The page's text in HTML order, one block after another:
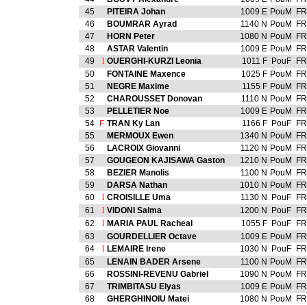
45
PITEIRA Johan 1009 E PouM
46
BOUMRAR Ayrad 1140 N PouM
47
HORN Peter 1080 N PouM
48
ASTAR Valentin 1009 E PouM
49
l OUERGHI-KURZI Leonia 1011 F PouF
50
FONTAINE Maxence 1025 F PouM
51
NEGRE Maxime 1155 F PouM
52
CHAROUSSET Donovan 1110 N PouM
53
PELLETIER Noe 1009 E PouM
54
F TRAN Ky Lan 1166 F PouF
55
MERMOUX Ewen 1340 N PouM
56
LACROIX Giovanni 1120 N PouM
57
GOUGEON KAJISAWA Gaston 1210 N PouM
58
BEZIER Manolis 1100 N PouM
59
DARSA Nathan 1010 N PouM
60
l CROISILLE Uma 1130 N PouF
61
l VIDONI Salma 1200 N PouF
62
l MARIA PAUL Racheal 1055 F PouF
63
GOURDELLIER Octave 1009 E PouM
64
l LEMAIRE Irene 1030 N PouF
65
LENAIN BADER Arsene 1100 N PouM
66
ROSSINI-REVENU Gabriel 1090 N PouM
67
TRIMBITASU Elyas 1009 E PouM
68
GHERGHINOIU Matei 1080 N PouM